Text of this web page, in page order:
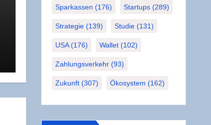
Sparkassen (176) Startups(289)
Strategie(139) Studie(131)
USA(176) Wallet(102)
Zahlungsverkehr(93)
Zukunft(307) Ökosystem (162)